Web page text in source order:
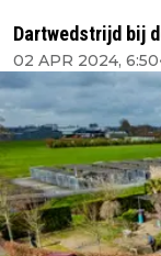
Dartwedstrijd bij
02 APR 2024, 6:50